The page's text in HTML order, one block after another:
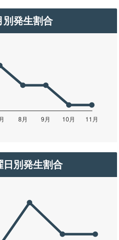
別発生割合
日別発生割合